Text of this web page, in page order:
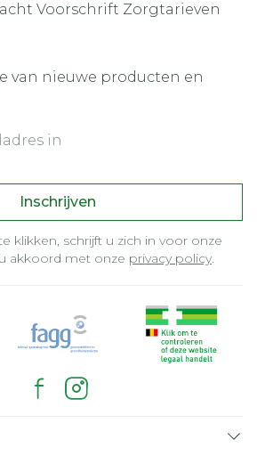
Voorschrift Zorgtarieven
van nieuwe producten en
Inschrijven
klikken, schrijft u zich in voor onze
akkoord met onze privacy policy.